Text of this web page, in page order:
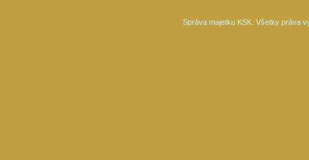
Správa majetku KSK. Všetky práva